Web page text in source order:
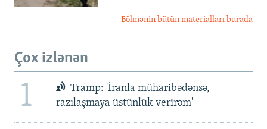
Bölmənin bütün materialları burada
Çox izlənən
1
Tramp: 'İranla müharibədənsə,
razılaşmaya üstünlük verirəm'